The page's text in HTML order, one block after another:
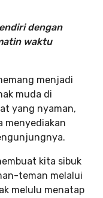
dengan
waktu
menjadi
muda di
yang nyaman,
menyediakan
kita sibuk
teman melalui
melulu menatap